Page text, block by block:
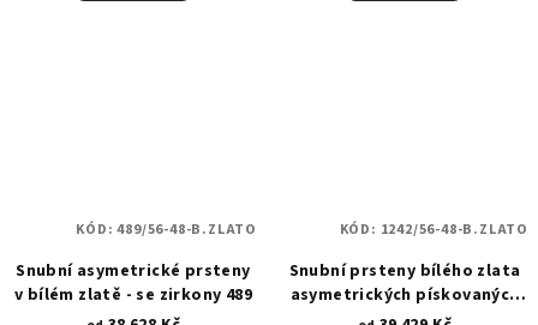
Snubní asymetrické prsteny
v bílém zlatě - se zirkony 489
KÓD:489/56-48-B.ZLATO
Snubní prsteny bílého zlata
asymetrických pískovaných
tvarů - se zirkony 1242
KÓD: 1242/56-48-B.ZLATO